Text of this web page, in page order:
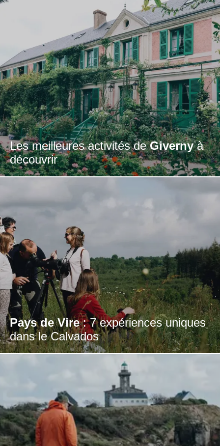
Les meilleures activités deGivernyà
découvrir
Pays de Vire: 7 expériences uniques
dans le Calvados